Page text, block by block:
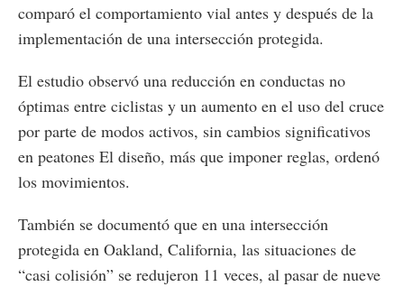
comparó el comportamiento vial antes y después de la
implementación de una intersección protegida.
El estudio observó una reducción en conductas no
óptimas entre ciclistas y un aumento en el uso del cruce
por parte de modos activos, sin cambios significativos
en peatones El diseño, más que imponer reglas, ordenó
los movimientos.
También se documentó que en una intersección
protegida en Oakland, California, las situaciones de
“casi colisión” se redujeron 11 veces, al pasar de nueve